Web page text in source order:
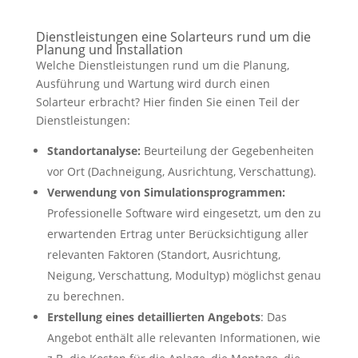
Dienstleistungen eine Solarteurs rund um die
Planung und Installation
Welche Dienstleistungen rund um die Planung,
Ausführung und Wartung wird durch einen
Solarteur erbracht? Hier finden Sie einen Teil der
Dienstleistungen:
Standortanalyse: Beurteilung der Gegebenheiten
vor Ort (Dachneigung, Ausrichtung, Verschattung).
Verwendung von Simulationsprogrammen:
Professionelle Software wird eingesetzt, um den zu
erwartenden Ertrag unter Berücksichtigung aller
relevanten Faktoren (Standort, Ausrichtung,
Neigung, Verschattung, Modultyp) möglichst genau
zu berechnen.
Erstellung eines detaillierten Angebots: Das
Angebot enthält alle relevanten Informationen, wie